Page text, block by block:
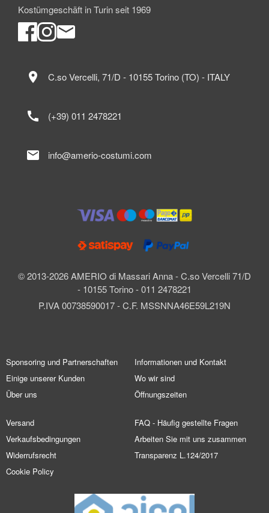
Kostümgeschäft in Turin seit 1969
© 2013-2026 AMERIO di Massari Anna - C.so Vercelli 71/D
- 10155 Torino - 011 2478221
P.IVA 00738590017 - C.F. MSSNNA46E59L219N
location_on C.so Vercelli, 71/D - 10155 Torino (TO) - ITALY
call (+39) 011 2478221
mail info@amerio-costumi.com
Sponsoring und Partnerschaften
Einige unserer Kunden
Über uns
Informationen und Kontakt
Wo wir sind
Öffnungszeiten
Versand
Verkaufsbedingungen
Widerrufsrecht
Cookie Policy
FAQ - Häufig gestellte Fragen
Arbeiten Sie mit uns zusammen
Transparenz L.124/2017